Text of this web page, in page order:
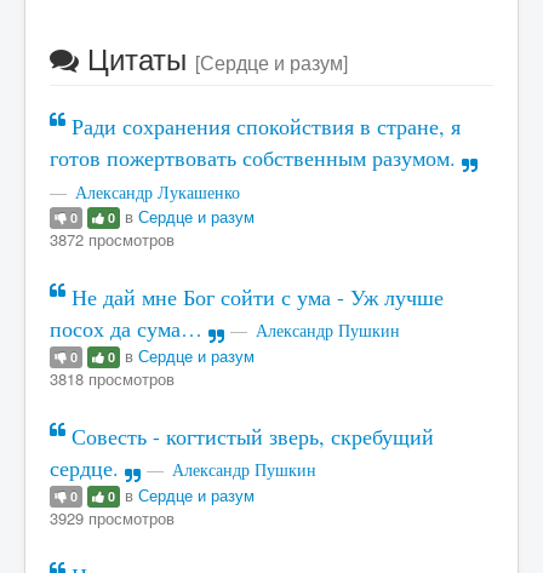
Цитаты [Сердце и разум]
Ради сохранения спокойствия в стране, я
готов пожертвовать собственным разумом.
Александр Лукашенко
0 0 в Сердце и разум
3872 просмотров
Не дай мне Бог сойти с ума - Уж лучше
посох да сума…
Александр Пушкин
0 0 в Сердце и разум
3818 просмотров
Совесть - когтистый зверь, скребущий
сердце.
Александр Пушкин
0 0 в Сердце и разум
3929 просмотров